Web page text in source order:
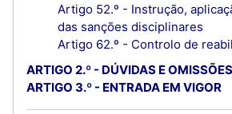
Artigo 52.º - Instrução,
das sanções disciplinares
Artigo 62.º - Controlo de
ARTIGO 2.º - DÚVIDAS E OMISSÕES
ARTIGO 3.º - ENTRADA EM VIGOR